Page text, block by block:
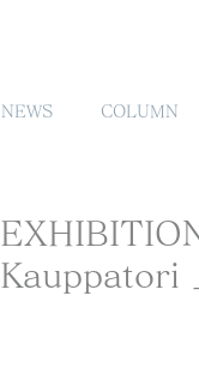
NEWS COLUMN
Kauppatori